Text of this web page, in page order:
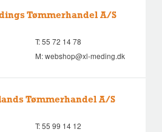
Tømmerhandel A/S
T:55 72 14 78
M:webshop@xl-meding.dk
Tømmerhandel A/S
T:55 99 14 12